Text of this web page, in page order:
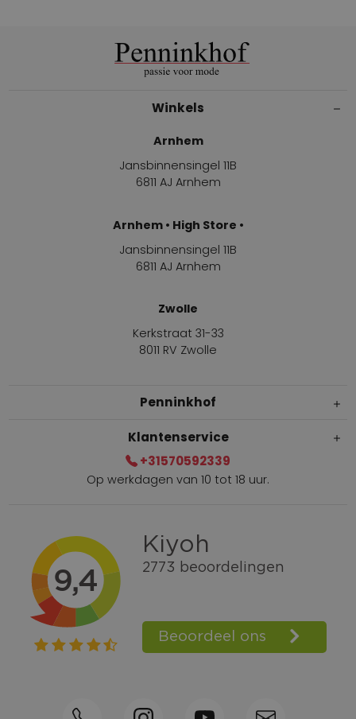
Winkels
Arnhem
Jansbinnensingel 11B
6811 AJ Arnhem
Arnhem • High Store •
Jansbinnensingel 11B
6811 AJ Arnhem
Zwolle
Kerkstraat 31-33
8011 RV Zwolle
Penninkhof
Gratis verzending vanaf € 100,=
Bel +31570592339
Spaarpunten
Shop the Look
Telefonisch bestellen ook mogelijk
Klantenservice
+31570592339
Op werkdagen van 10 tot 18 uur.